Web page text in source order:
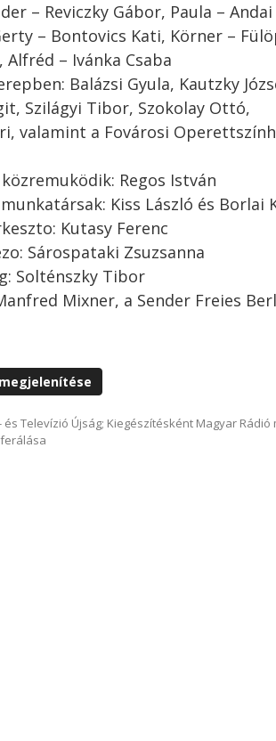
– Reviczky Gábor, Paula – Andai
– Bontovics Kati, Körner –
Alfréd – Ivánka Csaba
Balázsi Gyula, Kautzky
Szilágyi Tibor, Szokolay Ottó,
valamint a Fovárosi
Regos István
Kiss László és Borlai
Kutasy Ferenc
Sárospataki Zsuzsanna
Solténszky Tibor
Mixner, a Sender Freies
és Televízió Újság; Kiegészítésként Magyar